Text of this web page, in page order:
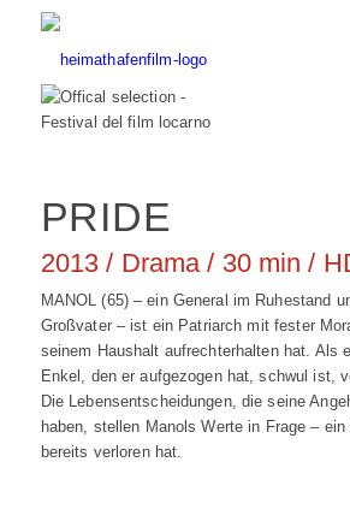
PRIDE
2013 / Drama / 30 min /
MANOL (65) – ein General im Ruhestand
Großvater – ist ein Patriarch mit fester
seinem Haushalt aufrechterhalten hat. Als
Enkel, den er aufgezogen hat, schwul ist,
Die Lebensentscheidungen, die seine
haben, stellen Manols Werte in Frage –
bereits verloren hat.